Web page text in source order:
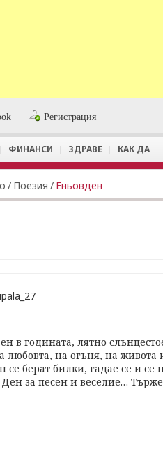
Регистрация
ФИНАНСИ ЗДРАВЕ КАК ДА
/ Поезия / Еньовден
в годината, лятно
любовта, на огъня, на живота
берат билки, гадае се и се
за песен и веселие…